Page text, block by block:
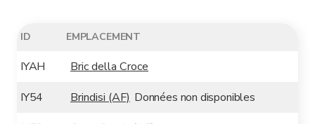
ID EMPLACEMENT
IYAH
Bric della Croce
IY54
Brindisi (AF) Données non disponibles